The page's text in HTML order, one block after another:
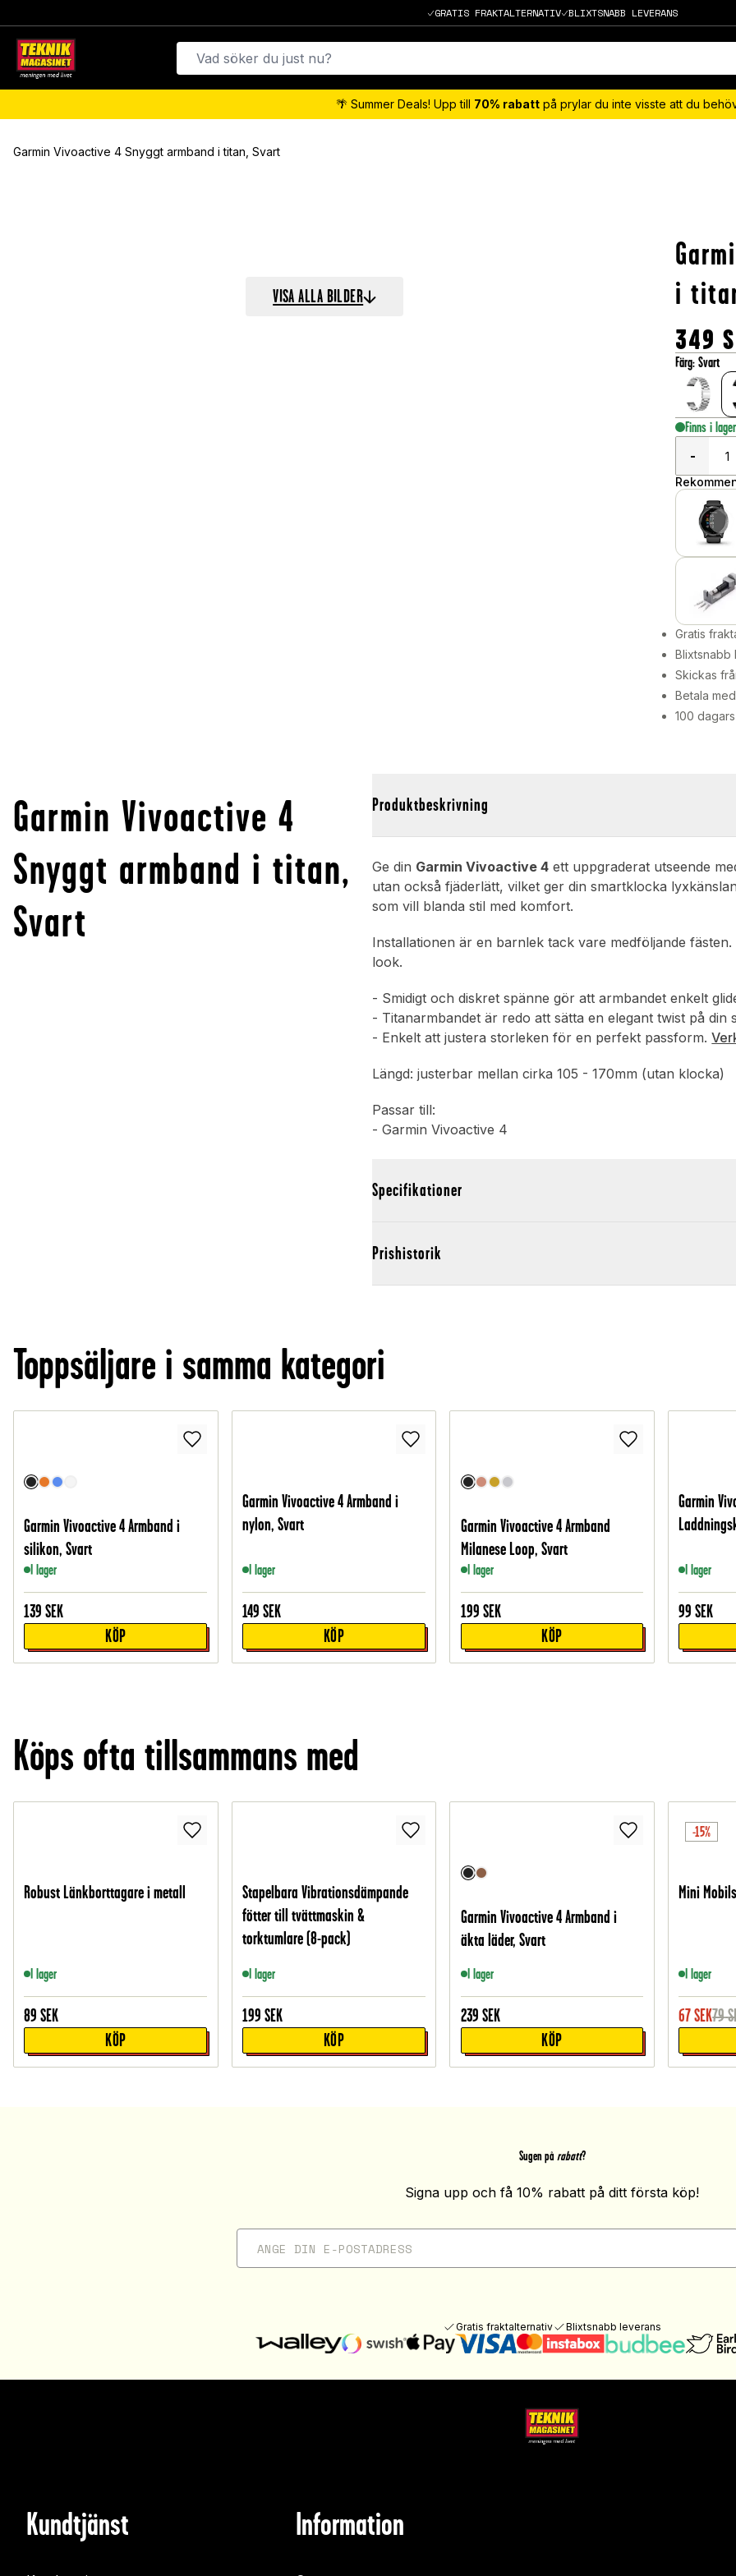
GRATIS FRAKTALTERNATIV BLIXTSNABB LEVERANS
🌴 Summer Deals! Upp till 70% rabatt på prylar du inte visste att du
Garmin Vivoactive 4 Snyggt armband i titan, Svart
VISA ALLA BILDER
i
349
Färg:Svart
Finns i lager
-
Gratis
Blixtsnabb
Skickas
Betala
100
Garmin Vivoactive 4
Snyggt armband i titan,
Svart
Produktbeskrivning
Ge din Garmin Vivoactive 4 ett uppgraderat utseende
utan också fjäderlätt, vilket ger din smartklocka
som vill blanda stil med komfort.
Installationen är en barnlek tack vare medföljande
look.
- Smidigt och diskret spänne gör att armbandet enkelt
- Titanarmbandet är redo att sätta en elegant twist på din
- Enkelt att justera storleken för en perfekt passform.
Längd: justerbar mellan cirka 105 - 170mm (utan klocka)
Passar till:
- Garmin Vivoactive 4
Specifikationer
Prishistorik
Toppsäljare i samma kategori
Garmin Vivoactive 4 Armband i
silikon, Svart
I lager
139 SEK
KÖP
Garmin Vivoactive 4 Armband i
nylon, Svart
I lager
149 SEK
KÖP
Garmin Vivoactive 4 Armband
Milanese Loop, Svart
I lager
199 SEK
KÖP
Garmin
I lager
99 SEK
Köps ofta tillsammans med
Robust Länkborttagare i metall
I lager
89 SEK
KÖP
Stapelbara Vibrationsdämpande
fötter till tvättmaskin &
torktumlare (8-pack)
I lager
199 SEK
KÖP
Garmin Vivoactive 4 Armband i
äkta läder, Svart
I lager
239 SEK
KÖP
-15%
Mini
I lager
67SEK79
Sugen på rabatt?
Signa upp och få 10% rabatt på ditt första köp!
Gratis fraktalternativ Blixtsnabb leverans
Kundtjänst Information